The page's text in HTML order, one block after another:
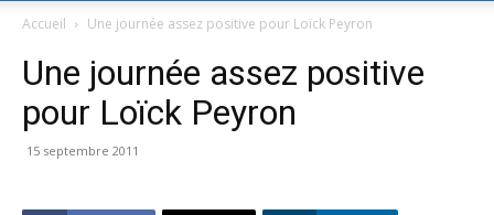
Accueil Une journée assez positive pour Loïck Peyron
Une journée assez positive
pour Loïck Peyron
15 septembre 2011